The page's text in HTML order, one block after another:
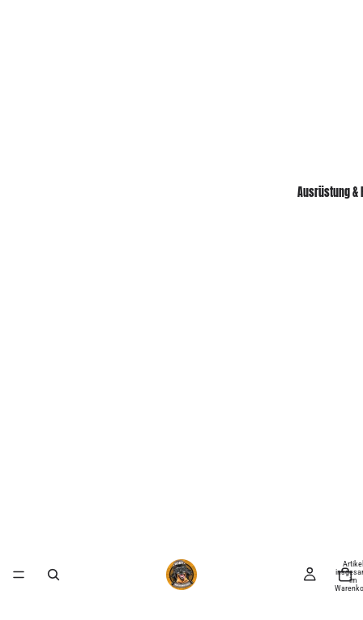
Ausrüstung &
Artikel
im